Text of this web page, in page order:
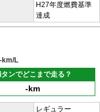
H27年度燃費基準
達成
-km/L
ンでどこまで走る？
-km
レギュラー